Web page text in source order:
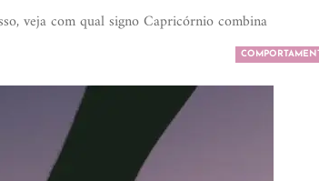
veja com qual signo Capricórnio combina